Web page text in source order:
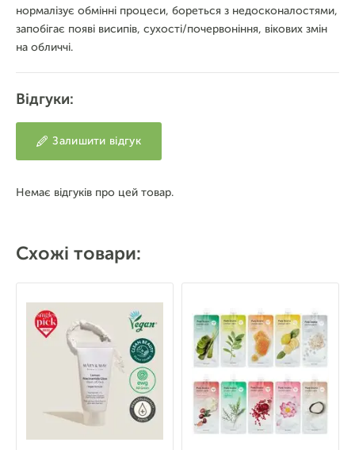
Схожі товари:
нормалізує обмінні процеси, бореться з недосконалостями,
запобігає появі висипів, сухості/почервоніння, вікових змін
на обличчі.
Відгуки:
Залишити відгук
Немає відгуків про цей товар.